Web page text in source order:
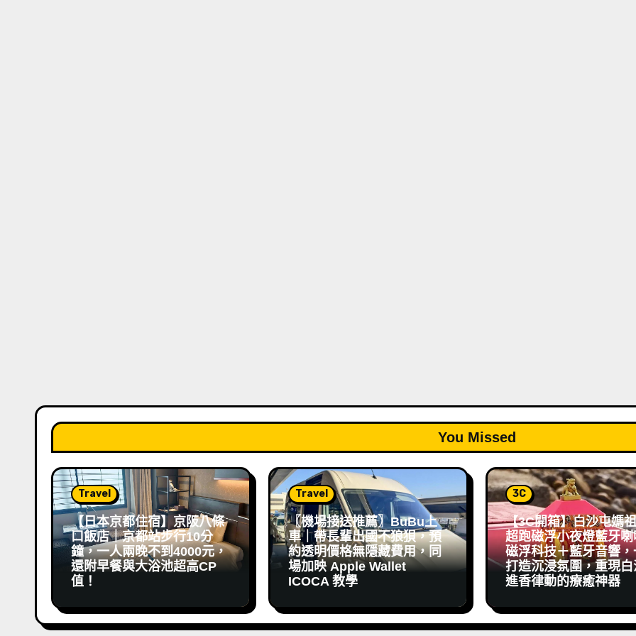
You Missed
Travel
【日本京都住宿】京阪八條
口飯店｜京都站步行10分
鐘，一人兩晚不到4000元，
還附早餐與大浴池超高CP
值！
Travel
〖機場接送推薦〗BuBu上
車｜帶長輩出國不狼狽，預
約透明價格無隱藏費用，同
場加映 Apple Wallet
ICOCA 教學
3C
【3C開箱】白沙屯媽
超跑磁浮小夜燈藍牙喇
磁浮科技＋藍牙音響，
打造沉浸氛圍，重現白
進香律動的療癒神器